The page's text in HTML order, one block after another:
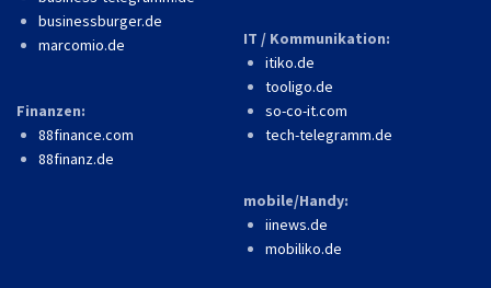
businessburger.de
marcomio.de
Finanzen:
88finance.com
88finanz.de
IT / Kommunikation:
itiko.de
tooligo.de
so-co-it.com
tech-telegramm.de
mobile/Handy:
iinews.de
mobiliko.de